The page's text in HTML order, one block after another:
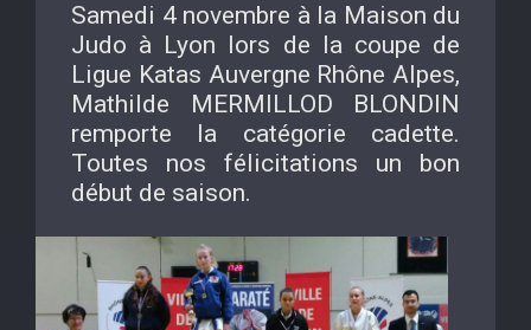
Samedi 4 novembre à la Maison du
Judo à Lyon lors de la coupe de
Ligue Katas Auvergne Rhône Alpes,
Mathilde MERMILLOD BLONDIN
remporte la catégorie cadette.
Toutes nos félicitations un bon
début de saison.